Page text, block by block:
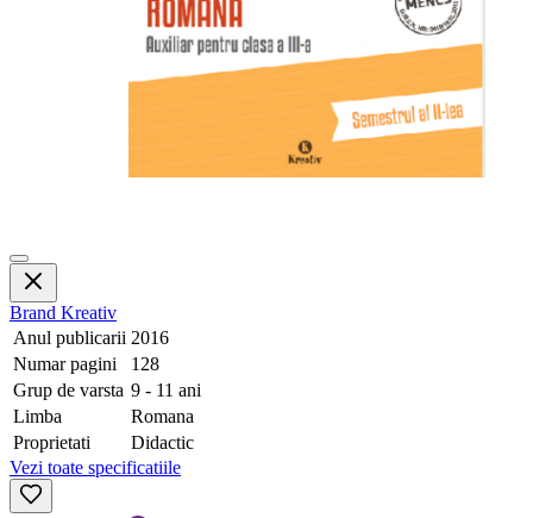
Brand Kreativ
Anul publicarii 2016
Numar pagini
128
Grup de varsta 9 - 11 ani
Limba
Romana
Proprietati
Didactic
Vezi toate specificatiile